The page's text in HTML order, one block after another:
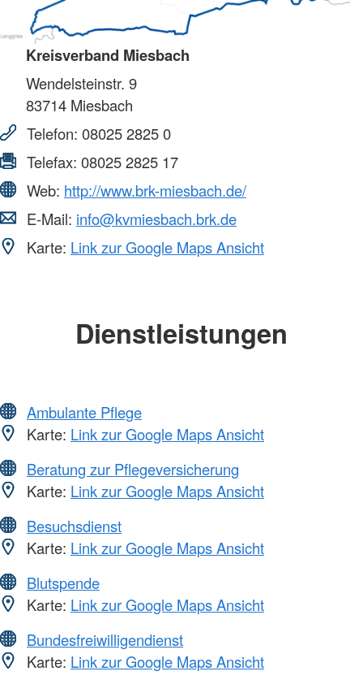
Kreisverband Miesbach
Wendelsteinstr. 9
83714 Miesbach
Telefon: 08025 2825 0
Telefax: 08025 2825 17
Web: http://www.brk-miesbach.de/
E-Mail: info@kvmiesbach.brk.de
Karte: Link zur Google Maps Ansicht
Dienstleistungen
Ambulante Pflege
Karte: Link zur Google Maps Ansicht
Beratung zur Pflegeversicherung
Karte: Link zur Google Maps Ansicht
Besuchsdienst
Karte: Link zur Google Maps Ansicht
Blutspende
Karte: Link zur Google Maps Ansicht
Bundesfreiwilligendienst
Karte: Link zur Google Maps Ansicht